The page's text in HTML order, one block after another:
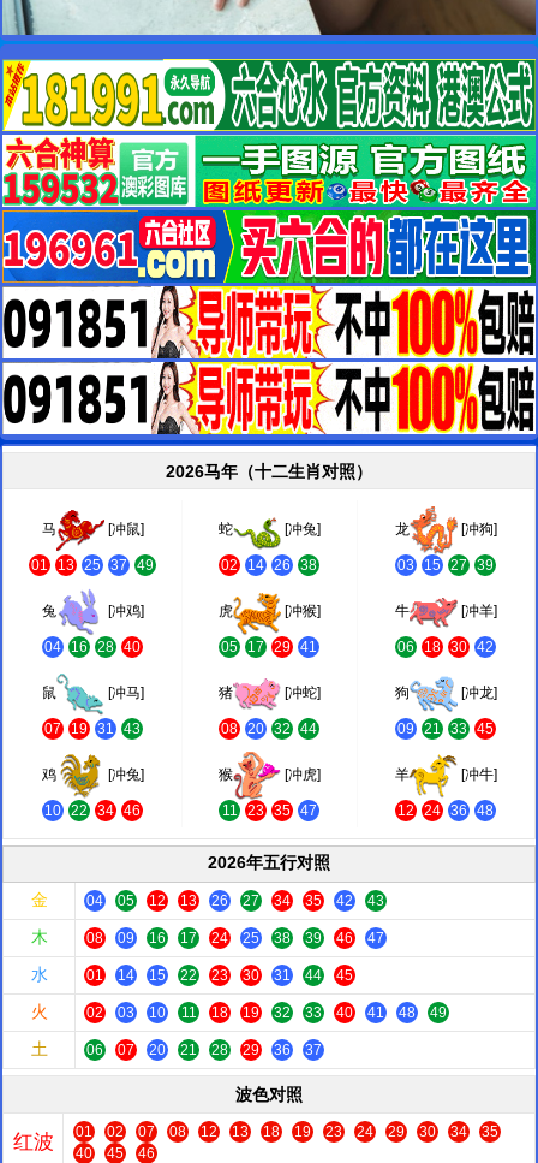
2026马年（十二生肖对照）
马 [冲鼠]
01 13 25 37 49
蛇 [冲兔]
02 14 26 38
龙 [冲狗]
03 15 27 39
兔 [冲鸡]
04 16 28 40
虎 [冲猴]
05 17 29 41
牛 [冲羊]
06 18 30 42
鼠 [冲马]
07 19 31 43
猪 [冲蛇]
08 20 32 44
狗 [冲龙]
09 21 33 45
鸡 [冲兔]
10 22 34 46
猴 [冲虎]
11 23 35 47
羊 [冲牛]
12 24 36 48
2026年五行对照
金
04 05 12 13 26 27 34 35 42 43
木 08 09 16 17 24 25 38 39 46 47
水 01 14 15 22 23 30 31 44 45
火 02 03 10 11 18 19 32 33 40 41 48 49
土 06 07 20 21 28 29 36 37
波色对照
红波 01 02 07 08 12 13 18 19 23 24 29 30 34
35
40
45 46